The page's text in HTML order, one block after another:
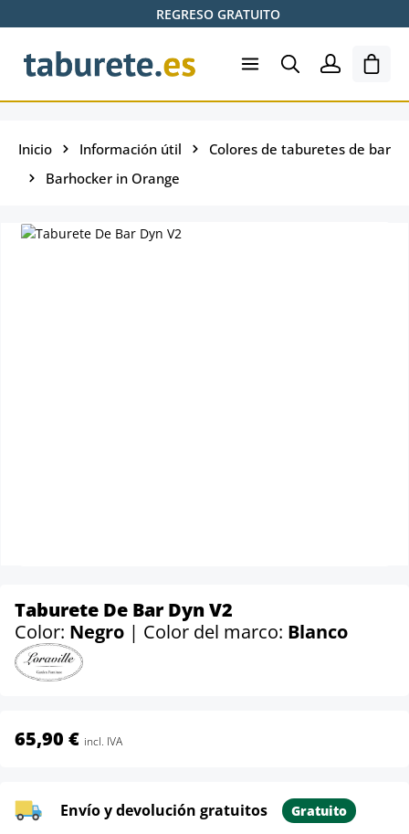
Saltar al contenido principalREGRESO GRATUITO
El
Inicio Información útil
Colores de taburetes de bar
Barhocker in Orange
Taburete De Bar Dyn V2
Color: Negro | Color del marco: Blanco
65,90 € incl. IVA
Envío y devolución gratuitos Gratuito